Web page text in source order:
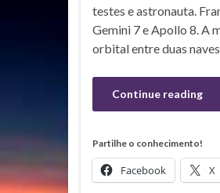
testes e astronauta.
Gemini 7 e Apollo 8. A
orbital entre duas
Continue reading
Partilhe o conhecimento!
Facebook X